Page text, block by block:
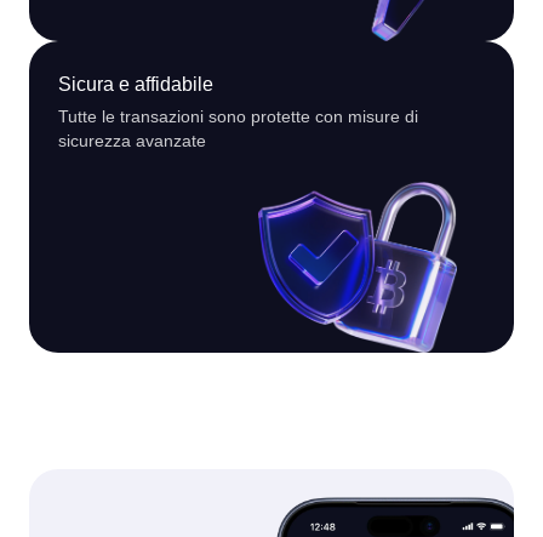
Sicura e affidabile
Tutte le transazioni sono protette con misure di
sicurezza avanzate